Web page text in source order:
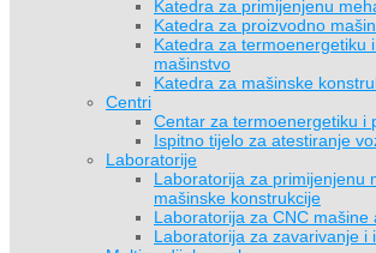
Katedra za primijenjenu
Katedra za proizvodno
Katedra za termoenergetiku
mašinstvo
Katedra za mašinske
Centri
Centar za termoenergetiku i
Ispitno tijelo za atestiranje
Laboratorije
Laboratorija za primijenjenu
mašinske konstrukcije
Laboratorija za CNC mašine
Laboratorija za zavarivanje i